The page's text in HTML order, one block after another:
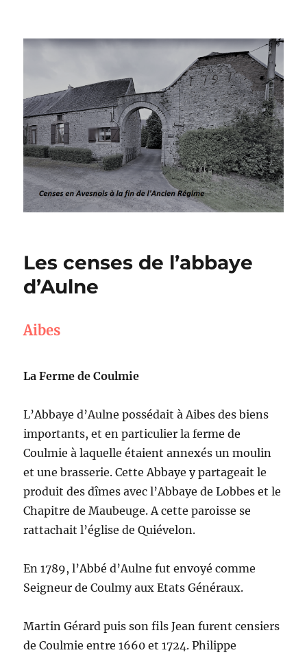
Censes en Avesnois à la fin de
Les censes de l’abbaye
d’Aulne
Aibes
La Ferme de Coulmie
L’Abbaye d’Aulne possédait à Aibes des biens
importants, et en particulier la ferme de
Coulmie à laquelle étaient annexés un moulin
et une brasserie. Cette Abbaye y partageait le
produit des dîmes avec l’Abbaye de Lobbes et le
Chapitre de Maubeuge. A cette paroisse se
rattachait l’église de Quiévelon.
En 1789, l’Abbé d’Aulne fut envoyé comme
Seigneur de Coulmy aux Etats Généraux.
Martin Gérard puis son fils Jean furent censiers
de Coulmie entre 1660 et 1724. Philippe